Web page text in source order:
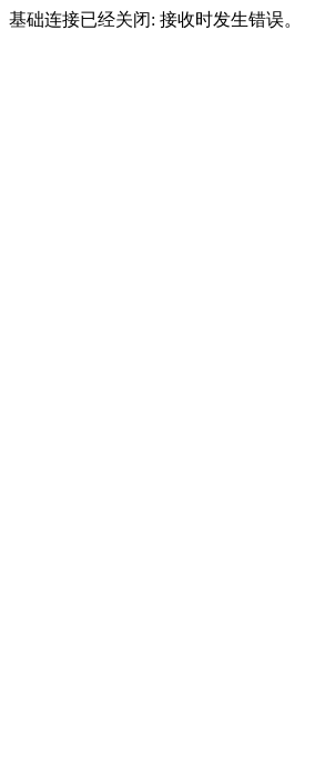
基础连接已经关闭: 接收时发生错误。